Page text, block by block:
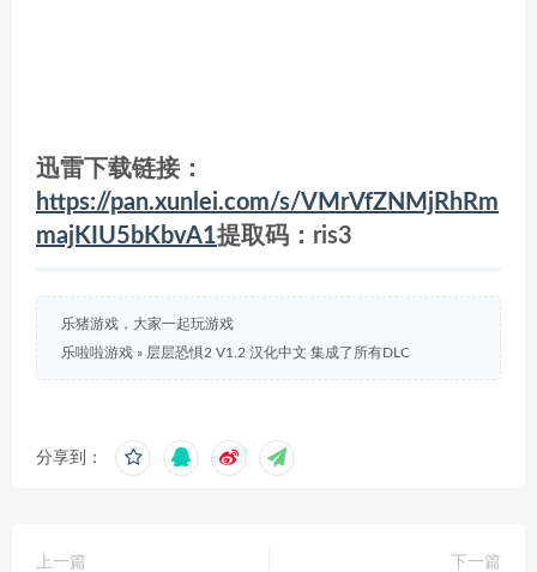
迅雷下载链接：
https://pan.xunlei.com/s/VMrVfZNMjRhRm
majKIU5bKbvA1提取码：ris3
乐猪游戏，大家一起玩游戏
乐啦啦游戏 » 层层恐惧2 V1.2 汉化中文 集成了所有DLC
分享到：
上一篇
下一篇